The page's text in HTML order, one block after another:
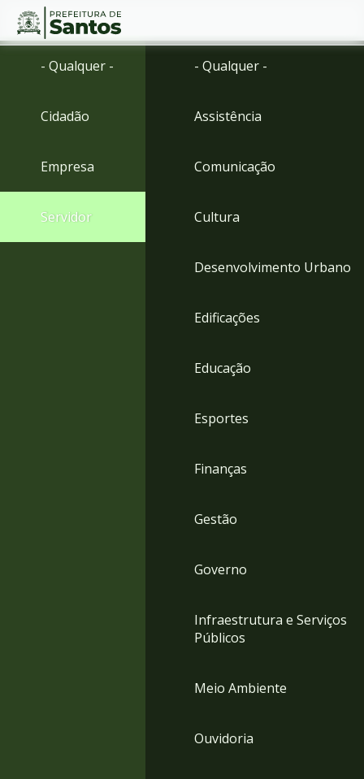
Ir
menu
para
Conteúdo
- Qualquer -
Cidadão
Empresa
Servidor
- Qualquer -
Assistência
Comunicação
Cultura
Desenvolvimento Urbano
Edificações
Educação
Esportes
Finanças
Gestão
Governo
Infraestrutura e Serviços
Públicos
Meio Ambiente
Ouvidoria